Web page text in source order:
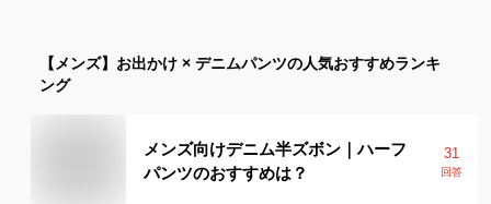
【メンズ】 お出かけ × デニムパンツの人気おすすめランキ
ング
メンズ向けデニム半ズボン｜ハーフ
パンツのおすすめは？
31
回答